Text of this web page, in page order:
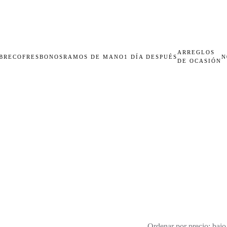
BONOSRAMOS DE MANO 1 DÍA DESPUÉS
ARREGLOS
DE OCASIÓN